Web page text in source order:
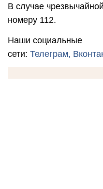
В случае
номеру 112.
Наши социальные
сети: Телеграм,